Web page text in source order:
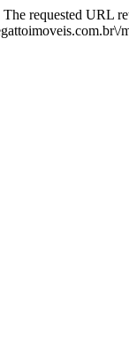
requested URL